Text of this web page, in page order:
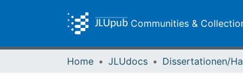
Communities &
Home JLUdocs